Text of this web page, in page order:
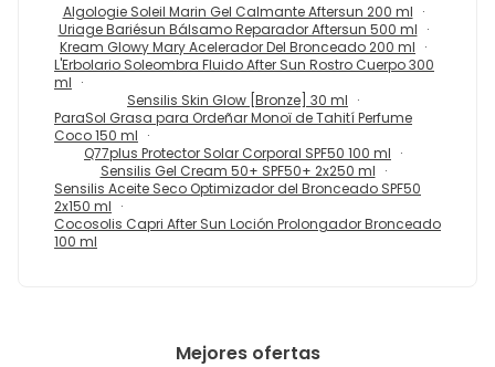
Algologie Soleil Marin Gel Calmante Aftersun 200 ml
Uriage Bariésun Bálsamo Reparador Aftersun 500 ml
Kream Glowy Mary Acelerador Del Bronceado 200 ml
L'Erbolario Soleombra Fluido After Sun Rostro Cuerpo 300
ml
Sensilis Skin Glow [Bronze] 30 ml
ParaSol Grasa para Ordeñar Monoï de Tahití Perfume
Coco 150 ml
Q77plus Protector Solar Corporal SPF50 100 ml
Sensilis Gel Cream 50+ SPF50+ 2x250 ml
Sensilis Aceite Seco Optimizador del Bronceado SPF50
2x150 ml
Cocosolis Capri After Sun Loción Prolongador Bronceado
100 ml
Mejores ofertas